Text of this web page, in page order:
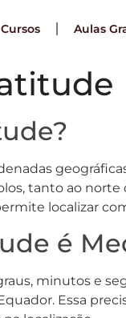
Cursos Aulas
tanto ao
localizar
é
minutos e
Essa